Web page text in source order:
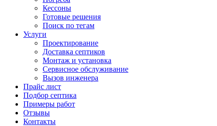
Кессоны
Готовые решения
Поиск по тегам
Услуги
Проектирование
Доставка септиков
Монтаж и установка
Сервисное обслуживание
Вызов инженера
Прайс лист
Подбор септика
Примеры работ
Отзывы
Контакты